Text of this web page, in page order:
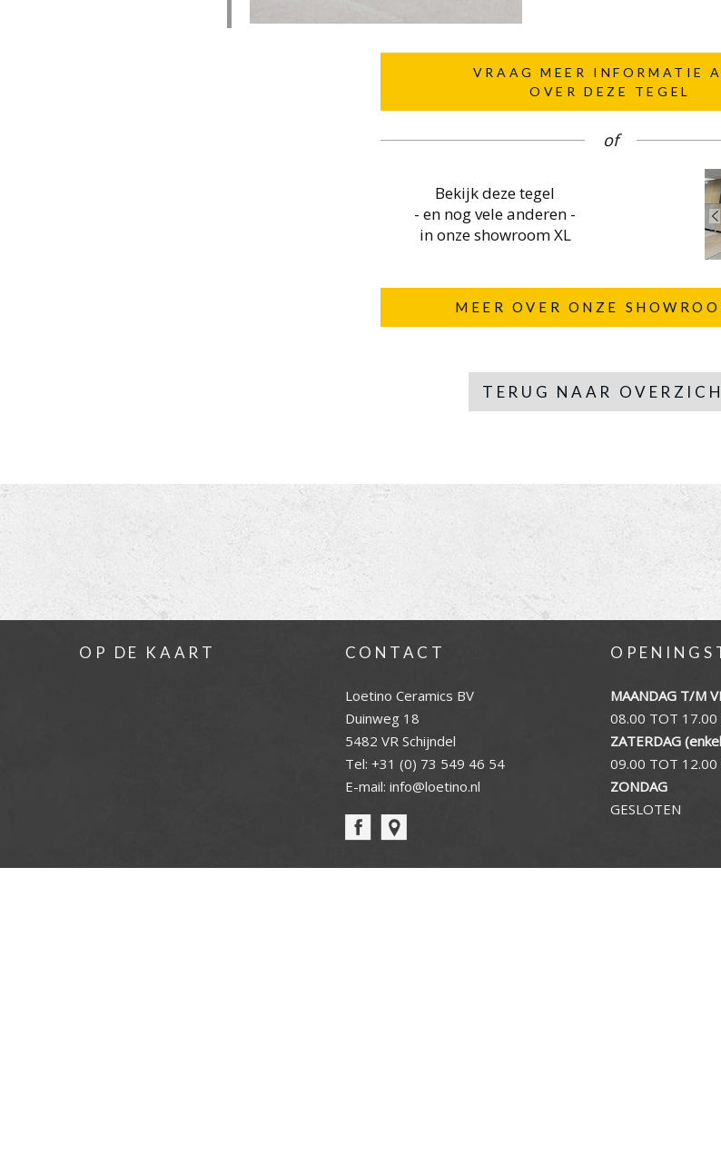
VRAAG MEER INFORMATIE
OVER DEZE TEGEL
of
Bekijk deze tegel
- en nog vele anderen -
in onze showroom XL
MEER OVER ONZE
TERUG NAAR
OP DE KAART CONTACT
Loetino Ceramics BV
Duinweg 18
5482 VR Schijndel
Tel: +31 (0) 73 549 46 54
E-mail: info@loetino.nl
MAANDAG T/M
08.00 TOT 17.00
ZATERDAG
09.00 TOT 12.00
ZONDAG
GESLOTEN